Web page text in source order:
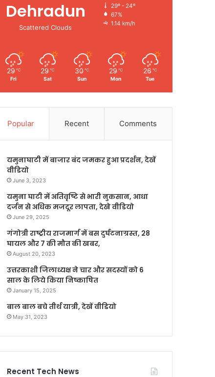
Dehradun
Scattered Clouds
29º - 24º
67%
1.14 km/h
29 ℃
Fri
29 ℃
Sat
30 ℃
Sun
29 ℃
Mon
26 ℃
Tue
Popular Recent Comments
यमुनाघाटी में बाजार बंद जमकर हुआ प्रदर्शन, देखें
वीडियो
June 3, 2023
यमुना घाटी में अतिवृष्टि से भारी नुकसान, आधा
दर्जन से अधिक मजदूर लापता, देखे वीडियो
June 29, 2025
गंगोत्री राष्ट्रीय राजमार्ग में बस दुर्घटनाग्रस्त, 28
घायल और 7 की मौत की खबर,
August 20, 2023
उत्तरकाशी जिलाध्यक्ष ने चार और सदस्यों को 6
साल के लिये किया निष्काषित
January 15, 2025
बाल बाल बचे तीर्थ यात्री, देखें वीडियो
May 31, 2023
Recent Tech News